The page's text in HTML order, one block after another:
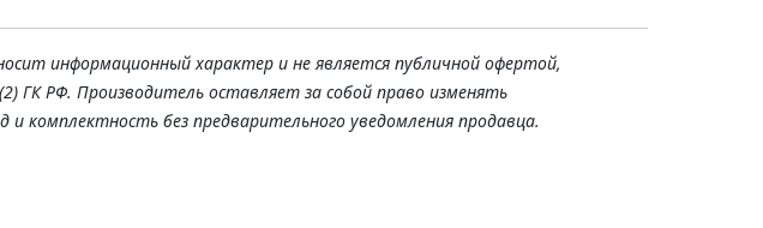
информационный характер и не является публичной офертой,
ГК РФ. Производитель оставляет за собой право изменять
комплектность без предварительного уведомления продавца.